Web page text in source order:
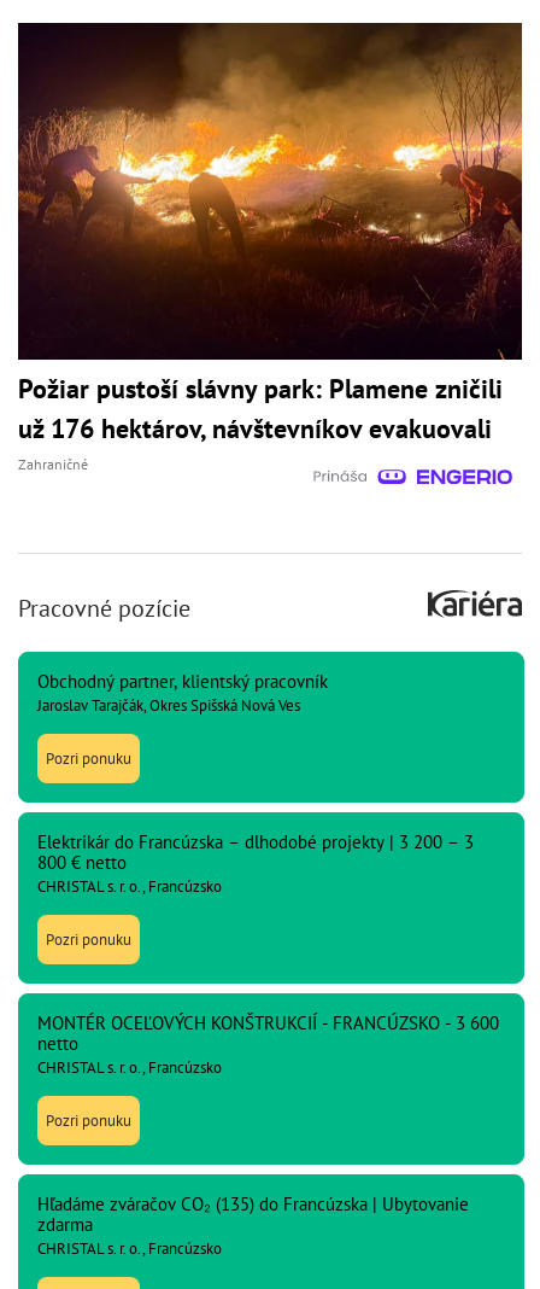
Požiar pustoší slávny park: Plamene zničili
už 176 hektárov, návštevníkov evakuovali
Zahraničné
Pracovné pozície
Obchodný partner, klientský pracovník
Jaroslav Tarajčák, Okres Spišská Nová Ves
Pozri ponuku
Elektrikár do Francúzska – dlhodobé projekty | 3 200 – 3
800 € netto
CHRISTAL s. r. o., Francúzsko
Pozri ponuku
MONTÉR OCEĽOVÝCH KONŠTRUKCIÍ - FRANCÚZSKO - 3 600
netto
CHRISTAL s. r. o., Francúzsko
Pozri ponuku
Hľadáme zváračov CO₂ (135) do Francúzska | Ubytovanie
zdarma
CHRISTAL s. r. o., Francúzsko